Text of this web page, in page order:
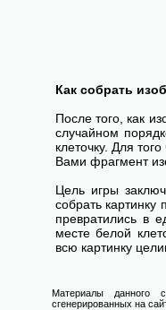
Как собрать
После того, как
случайном
клеточку. Для
Вами фрагмент
Цель игры
собрать
превратились в
месте белой
всю картинку
Материалы данного
сгенерированных на